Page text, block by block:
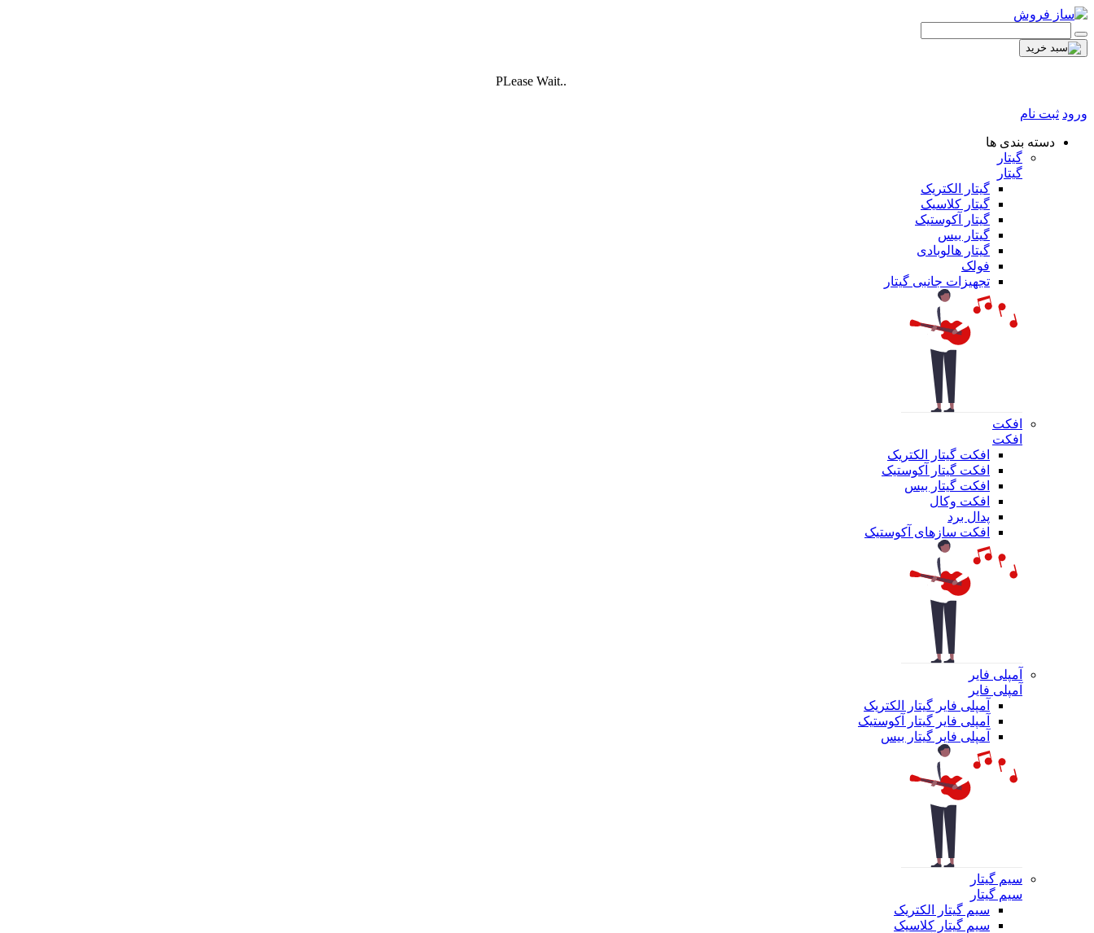
PLease Wait..
ورود ثبت نام
دسته بندی ها
گیتار
گیتار
گیتار الکتریک
گیتار کلاسیک
گیتار آکوستیک
گیتار بیس
گیتار هالوبادی
فولک
تجهیزات جانبی گیتار
افکت
افکت
افکت گیتار الکتریک
افکت گیتار آکوستیک
افکت گیتار بیس
افکت وکال
پدال برد
افکت سازهای آکوستیک
آمپلی فایر
آمپلی فایر
آمپلی فایر گیتار الکتریک
آمپلی فایر گیتار آکوستیک
آمپلی فایر گیتار بیس
سیم گیتار
سیم گیتار
سیم گیتار الکتریک
سیم گیتار کلاسیک